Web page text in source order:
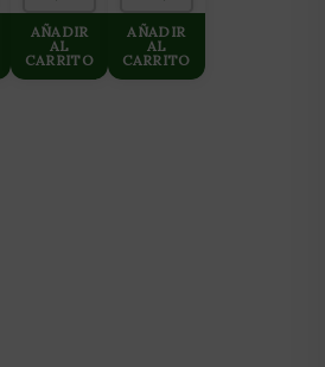
AÑADIR
AL
CARRITO
AÑADIR
AL
CARRITO